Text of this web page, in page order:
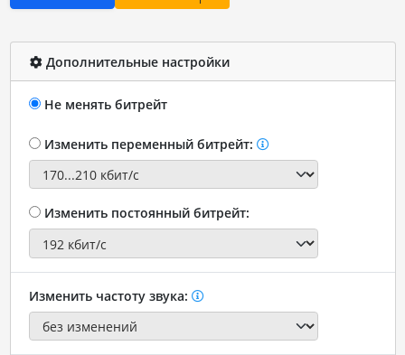
Дополнительные настройки
Не менять битрейт
Изменить переменный битрейт:
Изменить постоянный битрейт:
Изменить частоту звука: